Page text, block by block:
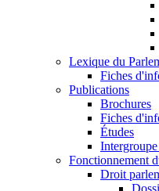
Lexique du
Fiches
Publications
Brochures
Fiches
Études
Fonctionnement
Droit